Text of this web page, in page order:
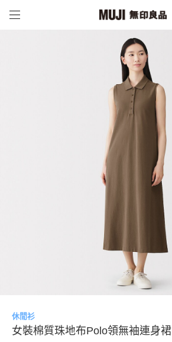
休閒衫
女裝棉質珠地布Polo領無袖連身裙